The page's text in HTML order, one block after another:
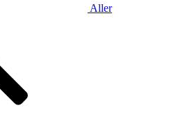
Aller